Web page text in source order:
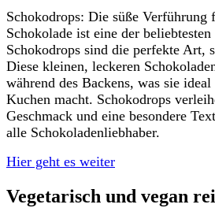
Schokodrops: Die süße Verführung
Schokolade ist eine der
Schokodrops sind die perfekte Art,
Diese kleinen, leckeren
während des Backens, was sie
Kuchen macht. Schokodrops
Geschmack und eine besondere
alle Schokoladenliebhaber.
Hier geht es weiter
Vegetarisch und vegan